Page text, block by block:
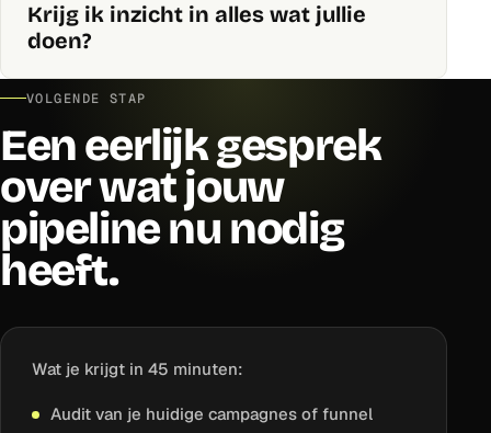
Krijg ik inzicht in alles wat jullie
doen?
VOLGENDE STAP
Een eerlijk gesprek
over wat jouw
pipeline nu nodig
heeft.
Wat je krijgt in 45 minuten:
Audit van je huidige campagnes of funnel